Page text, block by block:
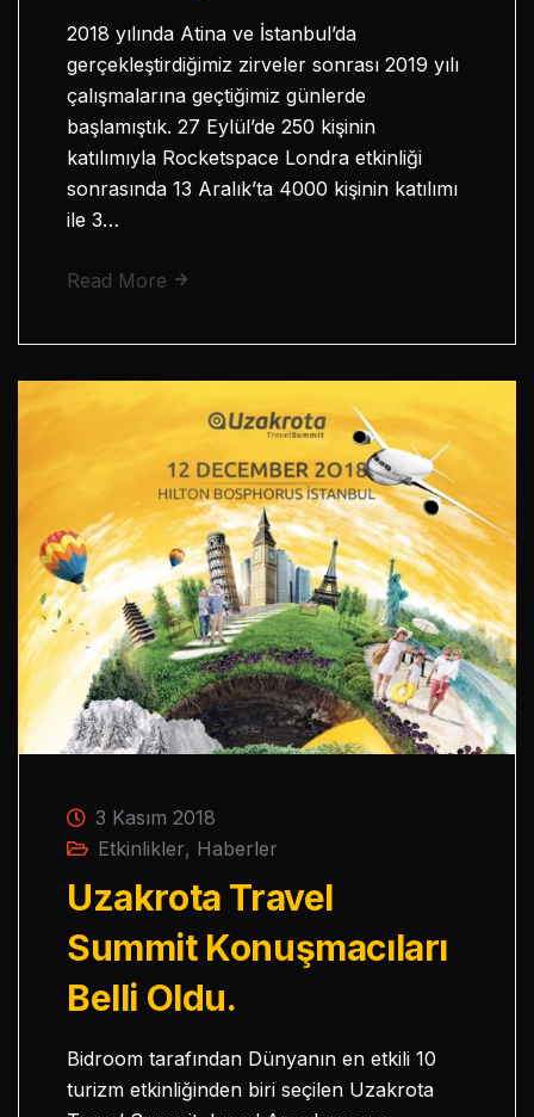
2018 yılında Atina ve İstanbul’da
gerçekleştirdiğimiz zirveler sonrası 2019 yılı
çalışmalarına geçtiğimiz günlerde
başlamıştık. 27 Eylül’de 250 kişinin
katılımıyla Rocketspace Londra etkinliği
sonrasında 13 Aralık’ta 4000 kişinin katılımı
ile 3…
Read More
3 Kasım 2018
Etkinlikler, Haberler
Uzakrota Travel
Summit Konuşmacıları
Belli Oldu.
Bidroom tarafından Dünyanın en etkili 10
turizm etkinliğinden biri seçilen Uzakrota